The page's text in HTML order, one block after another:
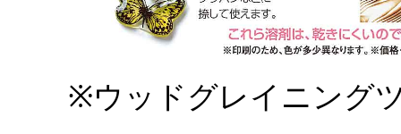
※ウッドグレイニング